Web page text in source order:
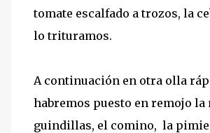
tomate escalfado a trozos, la
lo trituramos.
A continuación en otra olla
habremos puesto en remojo
guindillas, el comino, la